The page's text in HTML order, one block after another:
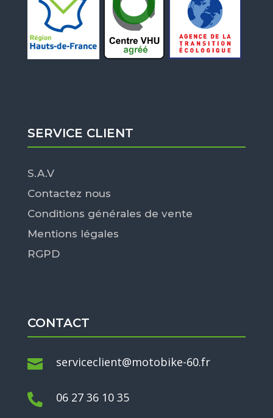
SERVICE CLIENT
S.A.V
Contactez nous
Conditions générales de vente
Mentions légales
RGPD
CONTACT
 serviceclient@motobike-60.fr
 06 27 36 10 35